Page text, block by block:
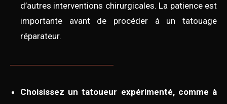
d’autres interventions chirurgicales. La patience est
importante avant de procéder à un tatouage
réparateur.
Choisissez un tatoueur expérimenté, comme à